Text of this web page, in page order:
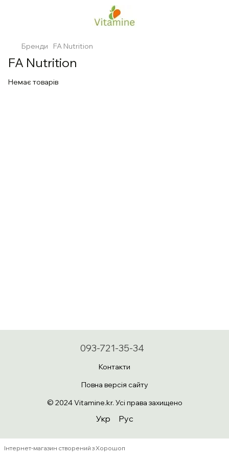
Бренди FA Nutrition
FA Nutrition
Немає товарів
093-721-35-34
Контакти
Повна версія сайту
© 2024 Vitamine.kr. Усі права захищено
Укр Рус
Інтернет-магазин створений з Хорошоп